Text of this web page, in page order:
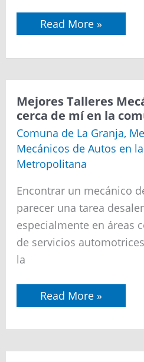
Read More »
Mejores Talleres
cerca de mí en la
Comuna de La Granja,
Mecánicos de Autos en
Metropolitana
Encontrar un mecánico
parecer una tarea
especialmente en áreas
de servicios
la
Mejores
Talleres
Mecánicos
de
autos
cerca
de
mí
en
la
comuna
de
La
Granja
Read More »